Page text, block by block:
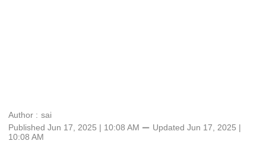
Author : sai
Published Jun 17, 2025 | 10:08 AM ⚊ Updated Jun 17, 2025 |
10:08 AM